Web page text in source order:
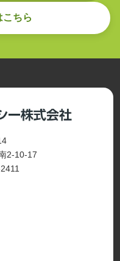
こちら
2-10-17